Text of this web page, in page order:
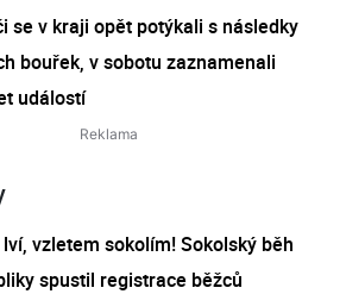
se v kraji opět potýkali s následky
bouřek, v sobotu zaznamenali
událostí
vzletem sokolím! Sokolský běh
spustil registrace běžců